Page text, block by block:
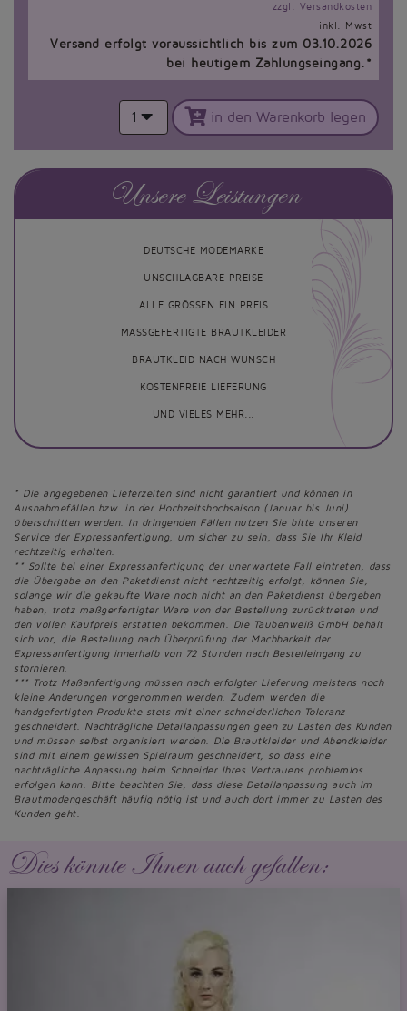
zzgl. Versandkosten
inkl. Mwst
Versand erfolgt voraussichtlich bis zum 03.10.2026
bei heutigem Zahlungseingang.*
1 in den Warenkorb legen
Unsere Leistungen
DEUTSCHE MODEMARKE
UNSCHLAGBARE PREISE
ALLE GRÖSSEN EIN PREIS
MASSGEFERTIGTE BRAUTKLEIDER
BRAUTKLEID NACH WUNSCH
KOSTENFREIE LIEFERUNG
UND VIELES MEHR...
* Die angegebenen Lieferzeiten sind nicht garantiert und können in
Ausnahmefällen bzw. in der Hochzeitshochsaison (Januar bis Juni)
überschritten werden. In dringenden Fällen nutzen Sie bitte unseren
Service der Expressanfertigung, um sicher zu sein, dass Sie Ihr Kleid
rechtzeitig erhalten.
** Sollte bei einer Expressanfertigung der unerwartete Fall eintreten, dass
die Übergabe an den Paketdienst nicht rechtzeitig erfolgt, können Sie,
solange wir die gekaufte Ware noch nicht an den Paketdienst übergeben
haben, trotz maßgerfertigter Ware von der Bestellung zurücktreten und
den vollen Kaufpreis erstatten bekommen. Die Taubenweiß GmbH behält
sich vor, die Bestellung nach Überprüfung der Machbarkeit der
Expressanfertigung innerhalb von 72 Stunden nach Bestelleingang zu
stornieren.
*** Trotz Maßanfertigung müssen nach erfolgter Lieferung meistens noch
kleine Änderungen vorgenommen werden. Zudem werden die
handgefertigten Produkte stets mit einer schneiderlichen Toleranz
geschneidert. Nachträgliche Detailanpassungen geen zu Lasten des Kunden
und müssen selbst organisiert werden. Die Brautkleider und Abendkleider
sind mit einem gewissen Spielraum geschneidert, so dass eine
nachträgliche Anpassung beim Schneider Ihres Vertrauens problemlos
erfolgen kann. Bitte beachten Sie, dass diese Detailanpassung auch im
Brautmodengeschäft häufig nötig ist und auch dort immer zu Lasten des
Kunden geht.
Dies könnte Ihnen auch gefallen: